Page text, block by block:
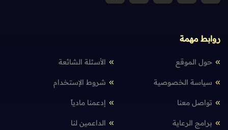
روابط مهمة
حول الموقع الأسئلة الشائعة
سياسة الخصوصية شروط الإستخدام
تواصل معنا إدعمنا مادياً
برامج الرعاية الداعمين لنا